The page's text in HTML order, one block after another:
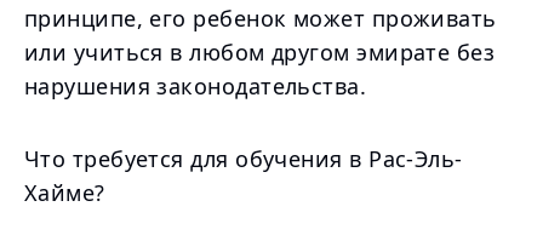
принципе, его ребенок может проживать
или учиться в любом другом эмирате без
нарушения законодательства.
Что требуется для обучения в Рас-Эль-
Хайме?